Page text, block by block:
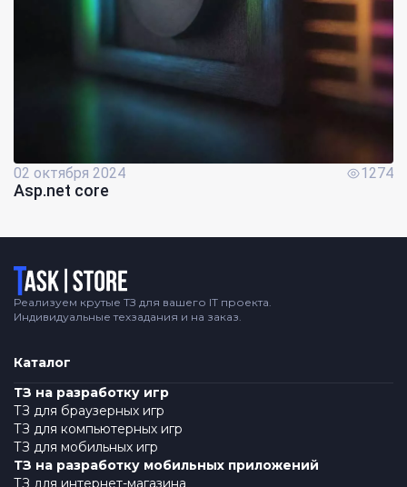
02 октября 2024 1274
Asp.net core
Логотип
Реализуем крутые ТЗ для вашего IT проекта.
Индивидуальные техзадания и на заказ.
Каталог
ТЗ на разработку игр
ТЗ для браузерных игр
ТЗ для компьютерных игр
ТЗ для мобильных игр
ТЗ на разработку мобильных приложений